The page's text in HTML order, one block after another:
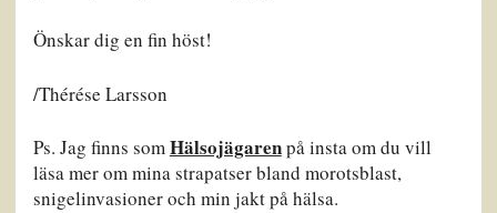
Önskar dig en fin höst!
/Thérése Larsson
Ps. Jag finns somHälsojägarenpå insta om du vill
läsa mer om mina strapatser bland morotsblast,
snigelinvasioner och min jakt på hälsa.